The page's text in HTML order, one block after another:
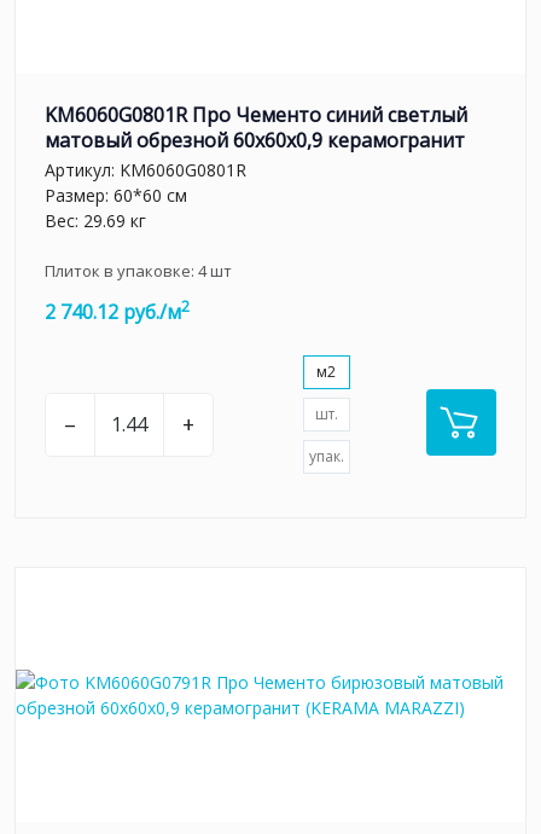
KM6060G0801R Про Чементо синий светлый
матовый обрезной 60х60x0,9 керамогранит
Артикул: KM6060G0801R
Размер: 60*60 см
Вес: 29.69 кг
Плиток в упаковке: 4шт
2 740.12 руб./м2
– +
м2
шт.
упак.